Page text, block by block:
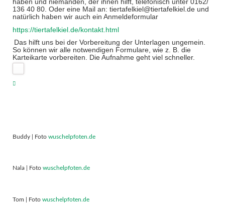
haben und niemanden, der ihnen hilft, telefonisch unter 0162/
136 40 80. Oder eine Mail an: tiertafelkiel@tiertafelkiel.de und
natürlich haben wir auch ein Anmeldeformular
https://tiertafelkiel.de/kontakt.html
Das hilft uns bei der Vorbereitung der Unterlagen ungemein.
So können wir alle notwendigen Formulare, wie z. B. die
Karteikarte vorbereiten. Die Aufnahme geht viel schneller.
Buddy | Foto wuschelpfoten.de
Nala | Foto wuschelpfoten.de
Tom | Foto wuschelpfoten.de